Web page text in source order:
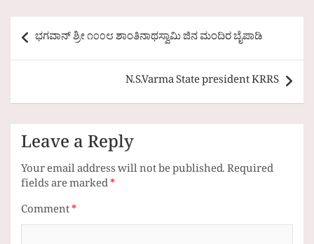
Post
navigation
ಭಗವಾನ್ ಶ್ರೀ ೧೦೦೮ ಶಾಂತಿನಾಥಸ್ವಾಮಿ ಜಿನ ಮಂದಿರ ಬೈಪಾಡಿ
N.S.Varma State president KRRS
Leave a Reply
Your email address will not be published.Required
fields are marked*
Comment*